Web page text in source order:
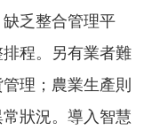
乏整合管理平
程。另有業者難
理；農業生產則
狀況。導入智慧